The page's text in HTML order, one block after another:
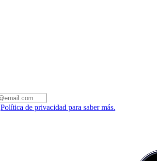
Política de privacidad para saber más.